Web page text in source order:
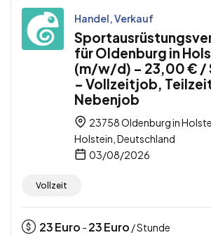
Handel, Verkauf
für Oldenburg in
(m/w/d) – 23,00 € /
– Vollzeitjob,
Nebenjob
23758 Oldenburg in
Holstein, Deutschland
03/08/2026
Vollzeit
23Euro - 23Euro / Stunde